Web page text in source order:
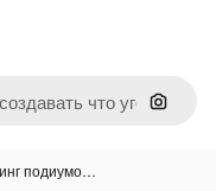
Поиск
подиумо…